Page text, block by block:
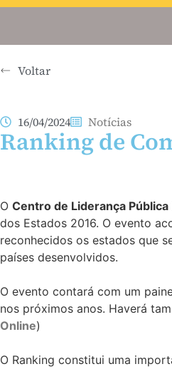
Voltar
16/04/2024 Notícias
Ranking de
O Centro de Liderança Pública
dos Estados 2016. O evento
reconhecidos os estados que
países desenvolvidos.
O evento contará com um
nos próximos anos. Haverá
Online)
O Ranking constitui uma